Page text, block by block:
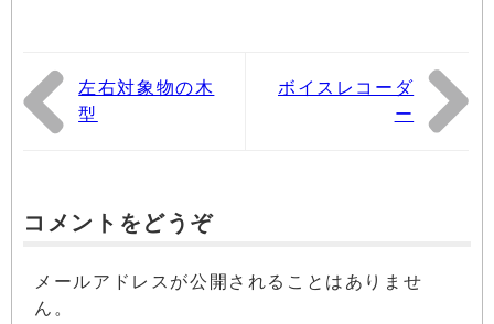
左右対象物の木
型
ボイスレコーダ
ー
コメントをどうぞ
メールアドレスが公開されることはありませ
ん。